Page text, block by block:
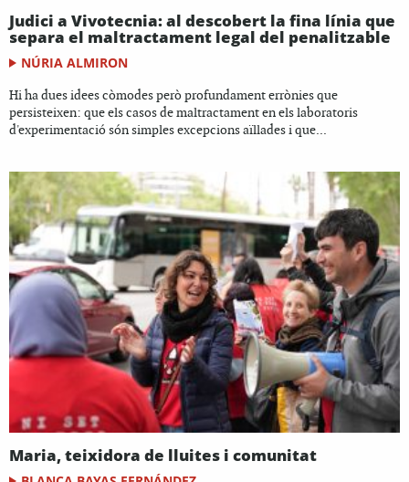
Judici a Vivotecnia: al descobert la fina línia que
separa el maltractament legal del penalitzable
NÚRIA ALMIRON
Hi ha dues idees còmodes però profundament errònies que
persisteixen: que els casos de maltractament en els laboratoris
d'experimentació són simples excepcions aïllades i que...
Maria, teixidora de lluites i comunitat